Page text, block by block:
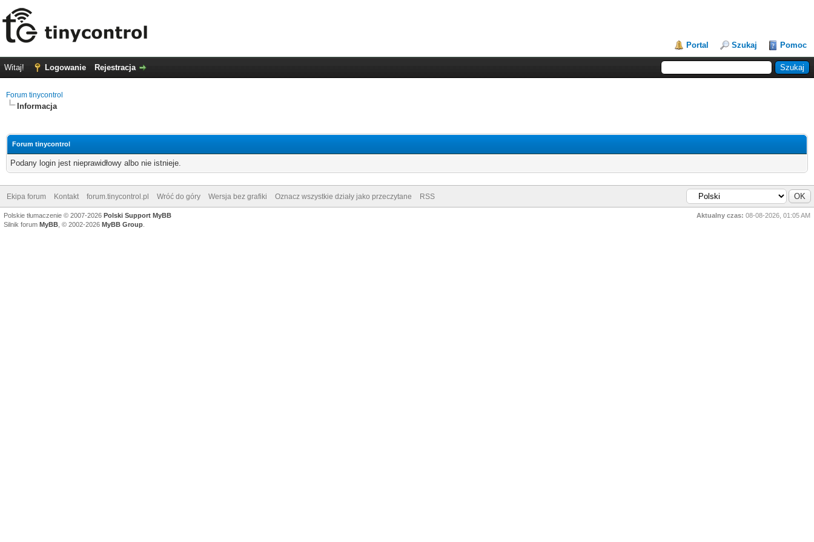
Portal Szukaj Pomoc
Witaj! Logowanie Rejestracja
Forum tinycontrol
Informacja
Forum tinycontrol
Podany login jest nieprawidłowy albo nie istnieje.
Ekipa forum Kontakt forum.tinycontrol.pl Wróć do góry Wersja bez grafiki Oznacz wszystkie działy jako przeczytane RSS
Aktualny czas: 08-08-2026, 01:05 AM
Polskie tłumaczenie © 2007-2026 Polski Support MyBB
Silnik forum MyBB , © 2002-2026 MyBB Group